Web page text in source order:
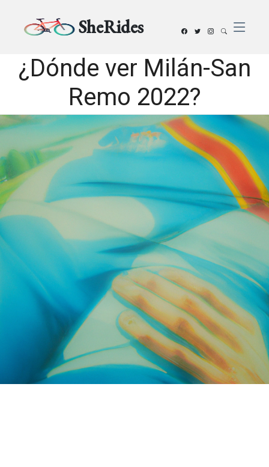
SheRides
¿Dónde ver Milán-San
Remo 2022?